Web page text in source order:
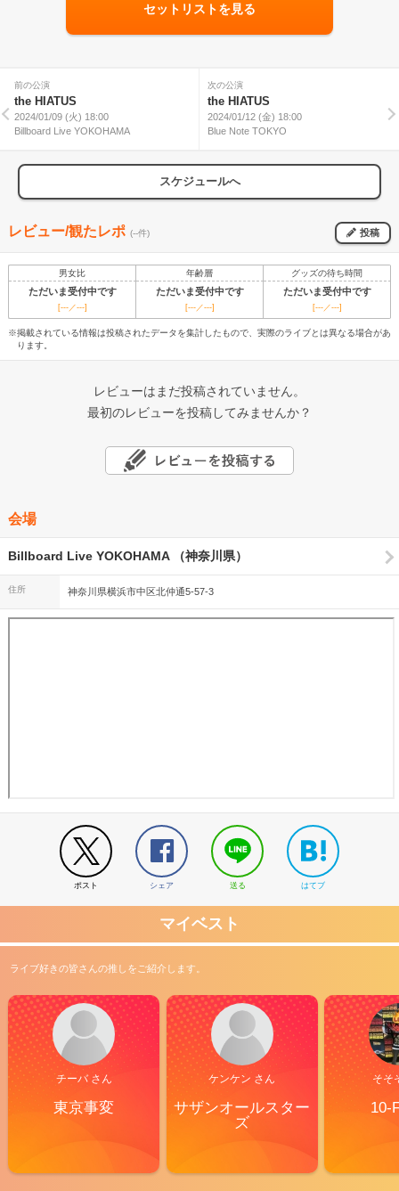
セットリストを見る
前の公演
the HIATUS
2024/01/09 (火) 18:00
Billboard Live YOKOHAMA
次の公演
the HIATUS
2024/01/12 (金) 18:00
Blue Note TOKYO
スケジュールへ
レビュー/観たレポ (--件) 投稿
男女比 年齢層 グッズの待ち時間
ただいま受付中です ただいま受付中です ただいま受付中です
[---／---] [---／---] [---／---]
※掲載されている情報は投稿されたデータを集計したもので、実際のライブとは異なる場合があ
ります。
レビューはまだ投稿されていません。
最初のレビューを投稿してみませんか？
会場
Billboard Live YOKOHAMA （神奈川県）
住所 神奈川県横浜市中区北仲通5-57-3
ポスト シェア 送る はてブ
マイベスト
ライブ好きの皆さんの推しをご紹介します。
チーバ さん
東京事変
ケンケン さん
サザンオールスター
ズ
そそ
10-